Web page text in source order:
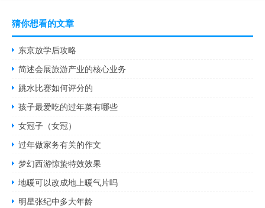
猜你想看的文章
东京放学后攻略
简述会展旅游产业的核心业务
跳水比赛如何评分的
孩子最爱吃的过年菜有哪些
女冠子（女冠）
过年做家务有关的作文
梦幻西游惊蛰特效效果
地暖可以改成地上暖气片吗
明星张纪中多大年龄